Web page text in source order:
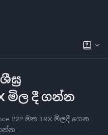
මිල දී ගන්න
P2P මත TRX මිලදී ගෙන